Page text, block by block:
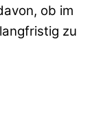
ob im
zu